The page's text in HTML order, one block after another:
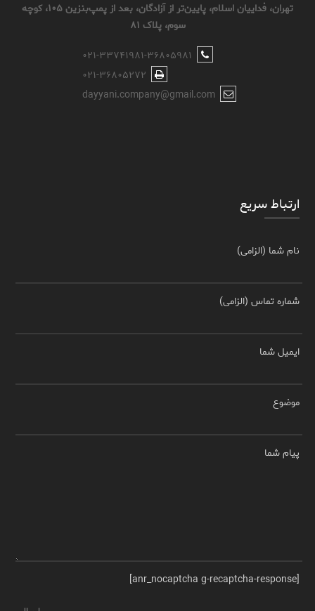
تهران، فداییان اسلام، پایین‌تر از آزادگان، بعد از پمپ‌بنزین ۱۰۵، کوچه
سوم، پلاک ۸۱
۰۲۱-۳۳۷۴۱۹۸۱-۳۶۸۰۵۹۸۱
۰۲۱-۳۶۸۰۵۲۷۲
dayyani.company@gmail.com
ارتباط سریع
نام شما (الزامی)
شماره تماس (الزامی)
ایمیل شما
موضوع
پیام شما
[anr_nocaptcha g-recaptcha-response]